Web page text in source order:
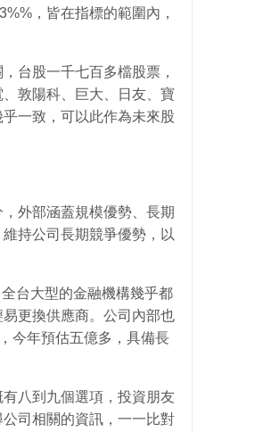
，皆在指標的範圍內，
台股一千七百多檔股票，
敦陽科、巨大、日友、寶
一致，可以此作為未來股
外部涵蓋規模優勢、長期
持公司長期競爭優勢，以
台大型的金融機構幾乎都
更換供應商。公司內部也
今年預估五億多，具備長
八到九個選項，投資朋友
司相關的資訊，一一比對